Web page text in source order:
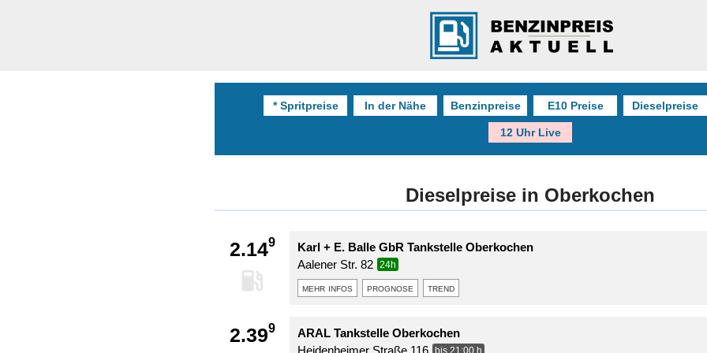
* Spritpreise In der Nähe Benzinpreise E10 Preise Dieselpreise
12 Uhr Live
Dieselpreise in Oberkochen
2.149
Karl + E. Balle GbR Tankstelle Oberkochen
Aalener Str. 82
24h
mehr infos prognose trend
2.399
ARAL Tankstelle Oberkochen
bis 21:00 h